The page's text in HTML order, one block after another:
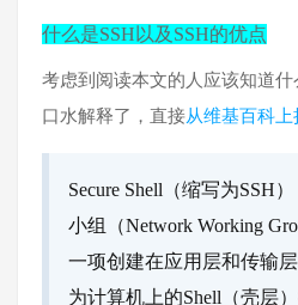
什么是SSH以及SSH的优点
考虑到阅读本文的人应该知道
口水解释了，直接从维基百科
Secure Shell（缩写为SSH
小组（Network Working
一项创建在应用层和传输
为计算机上的Shell（壳层